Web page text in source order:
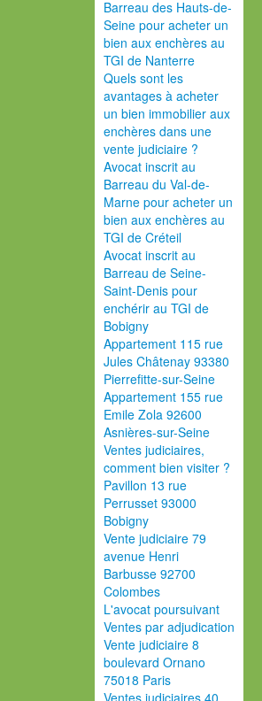
Barreau des Hauts-de-
Seine pour acheter un
bien aux enchères au
TGI de Nanterre
Quels sont les
avantages à acheter
un bien immobilier aux
enchères dans une
vente judiciaire ?
Avocat inscrit au
Barreau du Val-de-
Marne pour acheter un
bien aux enchères au
TGI de Créteil
Avocat inscrit au
Barreau de Seine-
Saint-Denis pour
enchérir au TGI de
Bobigny
Appartement 115 rue
Jules Châtenay 93380
Pierrefitte-sur-Seine
Appartement 155 rue
Emile Zola 92600
Asnières-sur-Seine
Ventes judiciaires,
comment bien visiter ?
Pavillon 13 rue
Perrusset 93000
Bobigny
Vente judiciaire 79
avenue Henri
Barbusse 92700
Colombes
L'avocat poursuivant
Ventes par adjudication
Vente judiciaire 8
boulevard Ornano
75018 Paris
Ventes judiciaires 40